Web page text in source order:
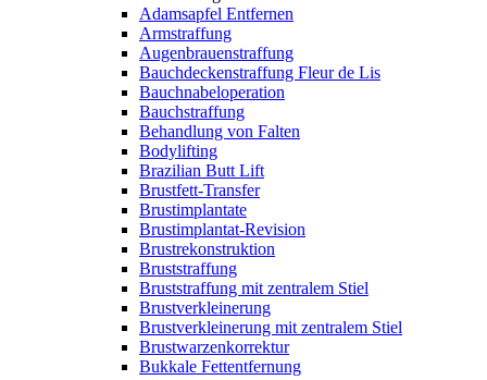
Adamsapfel Entfernen
Armstraffung
Augenbrauenstraffung
Bauchdeckenstraffung Fleur de Lis
Bauchnabeloperation
Bauchstraffung
Behandlung von Falten
Bodylifting
Brazilian Butt Lift
Brustfett-Transfer
Brustimplantate
Brustimplantat-Revision
Brustrekonstruktion
Bruststraffung
Bruststraffung mit zentralem Stiel
Brustverkleinerung
Brustverkleinerung mit zentralem Stiel
Brustwarzenkorrektur
Bukkale Fettentfernung